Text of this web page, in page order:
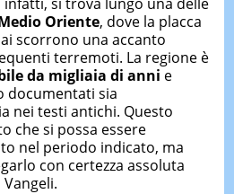
Oriente, dove la placca
scorrono una accanto
terremoti. La regione è
da migliaia di anni e
documentati sia
nei testi antichi. Questo
che si possa essere
nel periodo indicato, ma
con certezza assoluta